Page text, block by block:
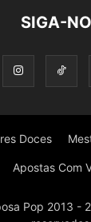
SIGA-
Doces
Apostas Com
Pop 2013 -